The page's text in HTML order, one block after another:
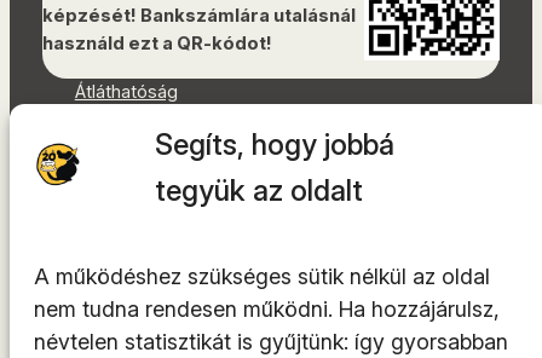
Segíts, hogy jobbá
tegyük az oldalt
A működéshez szükséges sütik nélkül az oldal
nem tudna rendesen működni. Ha hozzájárulsz,
névtelen statisztikát is gyűjtünk: így gyorsabban
képzését! Bankszámlára utalásnál
használd ezt a QR-kódot!
Átláthatóság
Akadálymentességi nyilatkozat
Oldaltérkép
YouTube
LinkedIn
TikTok